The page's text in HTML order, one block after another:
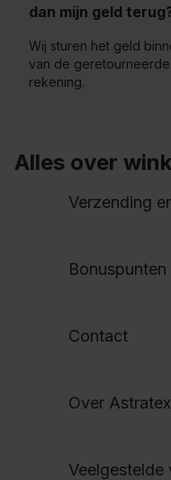
Alles over
Verzending
Bonuspunten
Contact
Over Astratex
Veelgestelde
dan mijn geld
Wij sturen het geld
van de
rekening.